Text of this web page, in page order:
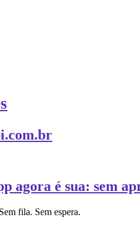
agora é sua: sem
fila. Sem espera.